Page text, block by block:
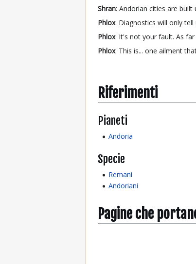
Shran: Andorian cities are
Phlox: Diagnostics will only
Phlox: It's not your fault. As
Phlox: This is... one ailment
Riferimenti
Pianeti
Andoria
Specie
Remani
Andoriani
Pagine che